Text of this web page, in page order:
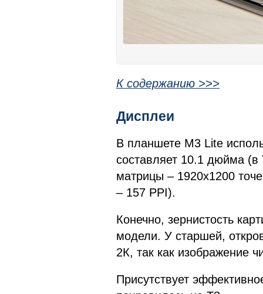
К содержанию >>>
Дисплеи
В планшете M3 Lite
составляет 10.1 дюйма
матрицы – 1920x1200
– 157 PPI).
Конечно, зернистость
модели. У старшей,
2К, так как изображение
Присутствует